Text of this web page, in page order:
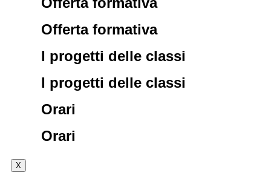
Offerta formativa
I progetti delle classi
I progetti delle classi
Orari
Orari
X